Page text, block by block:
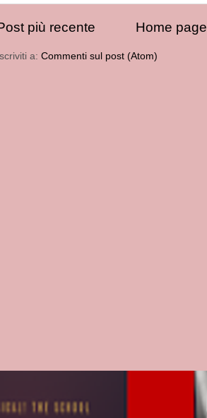
più recente Home page
Iscriviti a: Commenti sul post (Atom)